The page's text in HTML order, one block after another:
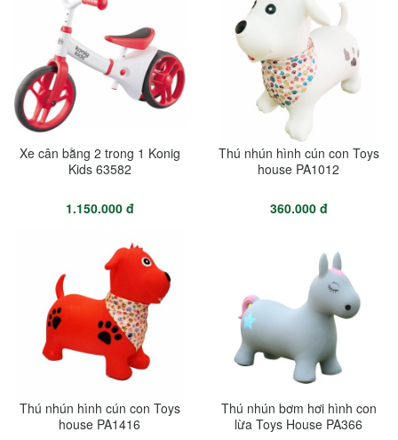
Xe cân bằng 2 trong 1 Konig
Kids 63582
1.150.000 đ
Thú nhún hình cún con Toys
house PA1012
360.000 đ
Thú nhún hình cún con Toys
house PA1416
Thú nhún bơm hơi hình con
lừa Toys House PA366